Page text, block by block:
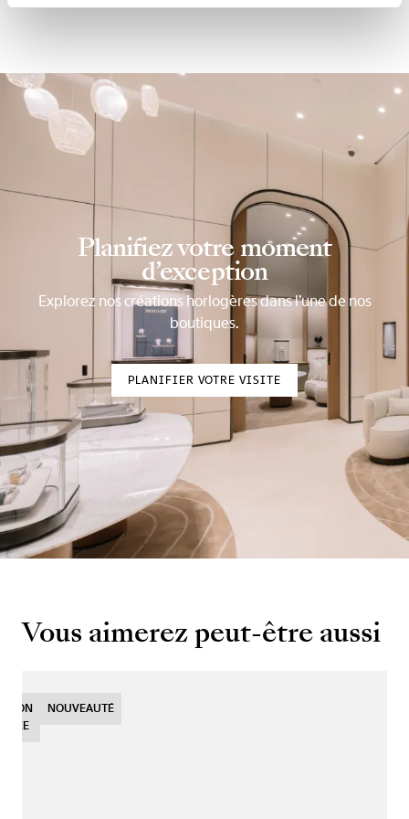
Planifiez votre moment
d’exception
Explorez nos créations horlogères dans l’une de nos
boutiques.
PLANIFIER VOTRE VISITE
Vous aimerez peut-être aussi
NOUVEAUTÉ